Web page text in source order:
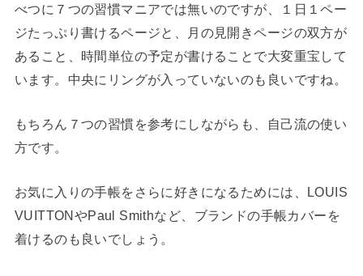
べつに７つの習慣マニアでは無いのですが、１日１ペー
ジたっぷり書けるページと、月の見開きページの双方が
あること、時間単位の予定が書けることで大変重宝して
います。中央にリングが入っていないのも良いですね。
もちろん７つの習慣を参考にしながらも、自己流の使い
方です。
お気に入りの手帳をさらに好きになるためには、LOUIS
VUITTONやPaul Smithなど、ブランドの手帳カバーを
着けるのも良いでしょう。